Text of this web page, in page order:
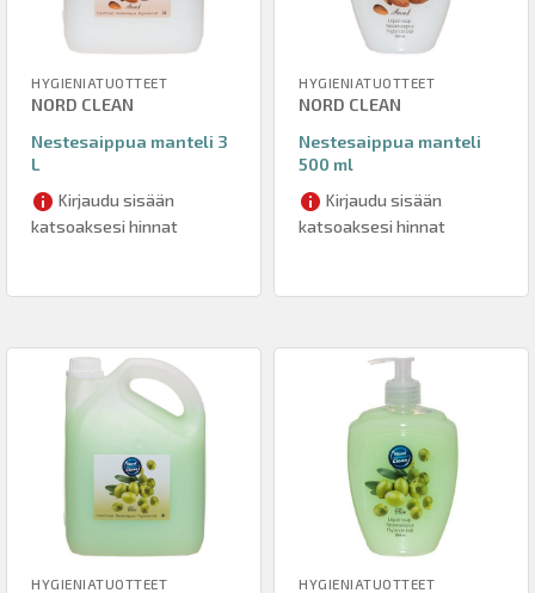
HYGIENIATUOTTEET
NORD CLEAN
Nestesaippua manteli 3
L
Kirjaudu sisään
katsoaksesi hinnat
HYGIENIATUOTTEET
NORD CLEAN
Nestesaippua manteli
500 ml
Kirjaudu sisään
katsoaksesi hinnat
HYGIENIATUOTTEET HYGIENIATUOTTEET